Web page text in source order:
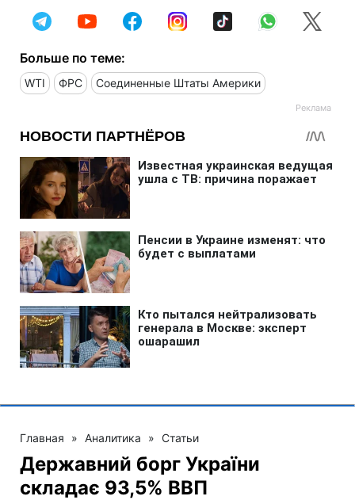
Больше по теме:
WTI ФРС Соединенные Штаты Америки
Главная » Аналитика » Статьи
Державний борг України
складає 93,5% ВВП